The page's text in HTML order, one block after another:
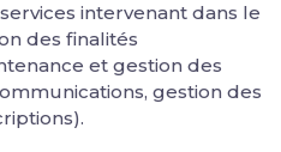
intervenant dans le
des finalités
et gestion des
gestion des